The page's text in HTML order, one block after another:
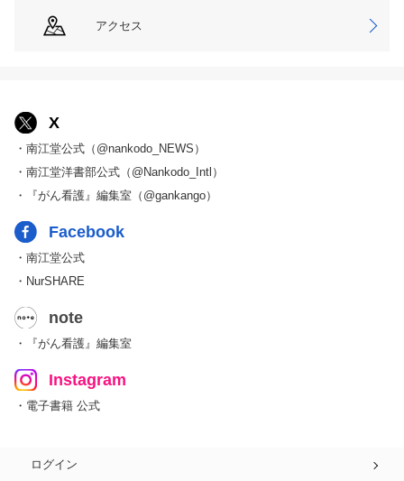
アクセス
X
・南江堂公式（@nankodo_NEWS）
・南江堂洋書部公式（@Nankodo_Intl）
・『がん看護』編集室（@gankango）
Facebook
・南江堂公式
・NurSHARE
note
・『がん看護』編集室
Instagram
・電子書籍 公式
ログイン